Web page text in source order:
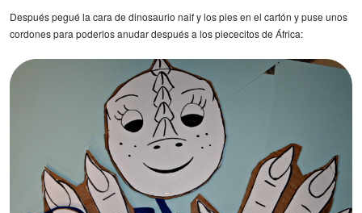
Después pegué la cara de dinosaurio naif y los pies en el cartón y puse unos
cordones para poderlos anudar después a los piececitos de África: